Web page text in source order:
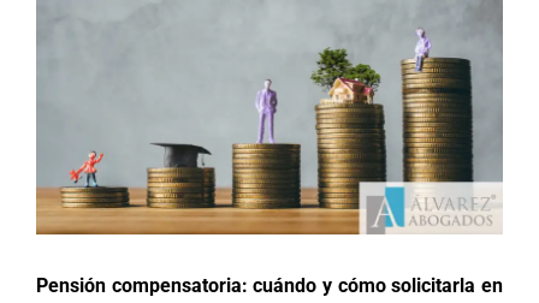
Pensión compensatoria: cuándo y cómo solicitarla en